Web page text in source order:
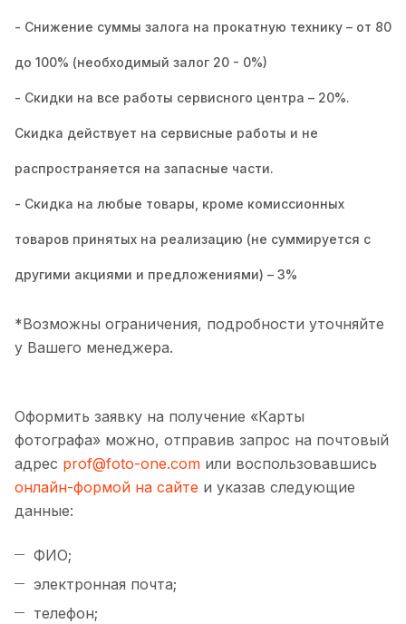
- Снижение суммы залога на прокатную технику – от 80
до 100% (необходимый залог 20 - 0%)
- Скидки на все работы сервисного центра – 20%.
Скидка действует на сервисные работы и не
распространяется на запасные части.
- Скидка на любые товары, кроме комиссионных
товаров принятых на реализацию (не суммируется с
другими акциями и предложениями) – 3%
*Возможны ограничения, подробности уточняйте
у Вашего менеджера.
Оформить заявку на получение «Карты
фотографа» можно, отправив запрос на почтовый
адрес prof@foto-one.com или воспользовавшись
онлайн-формой на сайте и указав следующие
данные:
ФИО;
электронная почта;
телефон;